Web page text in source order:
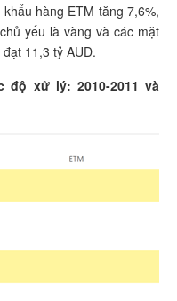
hàng ETM tăng 7,6%,
yếu là vàng và các mặt
11,3 tỷ AUD.
độ xử lý: 2010-2011 và